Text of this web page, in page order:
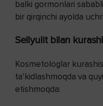
balki gormonlari
bir qirqinchi ayolda
Sellyulit bilan
Kosmetologlar
ta’kidlashmoqda va
etishmoqda: